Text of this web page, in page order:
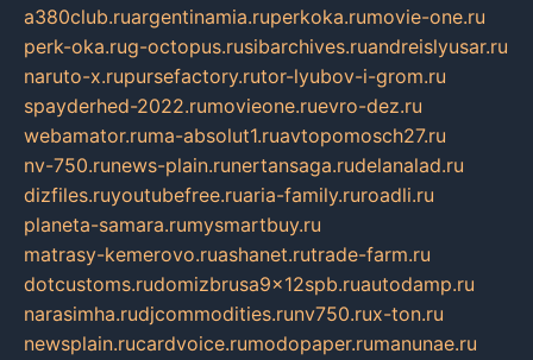
a380club.ruargentinamia.ruperkoka.rumovie-one.ru
perk-oka.rug-octopus.rusibarchives.ruandreislyusar.ru
naruto-x.rupursefactory.rutor-lyubov-i-grom.ru
spayderhed-2022.rumovieone.ruevro-dez.ru
webamator.ruma-absolut1.ruavtopomosch27.ru
nv-750.runews-plain.runertansaga.rudelanalad.ru
dizfiles.ruyoutubefree.ruaria-family.ruroadli.ru
planeta-samara.rumysmartbuy.ru
matrasy-kemerovo.ruashanet.rutrade-farm.ru
dotcustoms.rudomizbrusa9x12spb.ruautodamp.ru
narasimha.rudjcommodities.runv750.rux-ton.ru
newsplain.rucardvoice.rumodopaper.rumanunae.ru